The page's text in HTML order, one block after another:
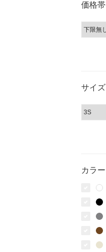
価格帯
サイズ
カラー